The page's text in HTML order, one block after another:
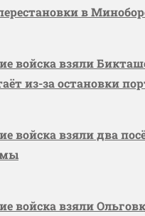
в
войска взяли
из-за остановки
войска взяли два
войска взяли